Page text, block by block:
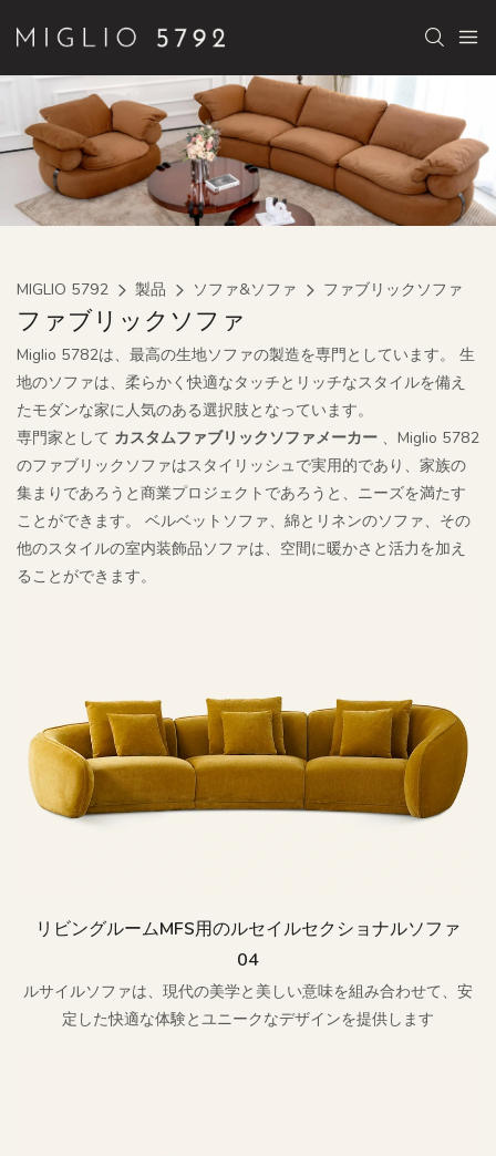
MIGLIO 5792 製品 ソファ&ソファ ファブリックソファ
ファブリックソファ
Miglio 5782は、最高の生地ソファの製造を専門としています。 生
地のソファは、柔らかく快適なタッチとリッチなスタイルを備え
たモダンな家に人気のある選択肢となっています。
専門家として カスタムファブリックソファメーカー 、Miglio 5782
のファブリックソファはスタイリッシュで実用的であり、家族の
集まりであろうと商業プロジェクトであろうと、ニーズを満たす
ことができます。 ベルベットソファ、綿とリネンのソファ、その
他のスタイルの室内装飾品ソファは、空間に暖かさと活力を加え
ることができます。
リビングルームMFS用のルセイルセクショナルソファ
04
ルサイルソファは、現代の美学と美しい意味を組み合わせて、安
定した快適な体験とユニークなデザインを提供します